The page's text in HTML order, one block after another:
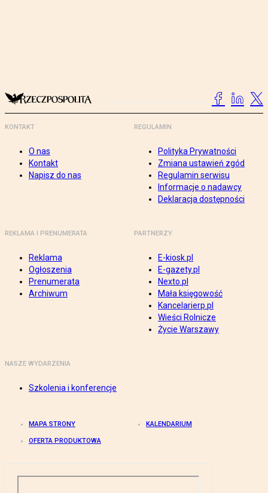
KONTAKT
O nas
Kontakt
Napisz do nas
REGULAMIN
Polityka Prywatności
Zmiana ustawień zgód
Regulamin serwisu
Informacje o nadawcy
Deklaracja dostępności
REKLAMA I PRENUMERATA
Reklama
Ogłoszenia
Prenumerata
Archiwum
PARTNERZY
E-kiosk.pl
E-gazety.pl
Nexto.pl
Mała księgowość
Kancelarierp.pl
Wieści Rolnicze
Życie Warszawy
NASZE WYDARZENIA
Szkolenia i konferencje
MAPA STRONY KALENDARIUM
OFERTA PRODUKTOWA